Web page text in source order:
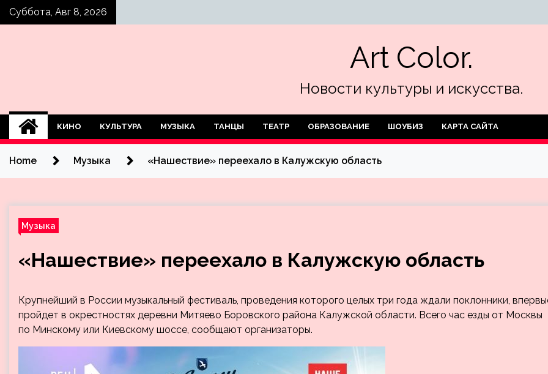
SkipСуббота, Авг 8, 2026
Art Color.
Новости культуры и искусства.
КИНО КУЛЬТУРА МУЗЫКА ТАНЦЫ ТЕАТР ОБРАЗОВАНИЕ ШОУБИЗ КАРТА САЙТА
Home Музыка «Нашествие» переехало в Калужскую область
Музыка
«Нашествие» переехало в Калужскую область
Крупнейший в России музыкальный фестиваль, проведения которого целых три года ждали поклонники,
пройдет в окрестностях деревни Митяево Боровского района Калужской области. Всего час езды от Москвы
по Минскому или Киевскому шоссе, сообщают организаторы.